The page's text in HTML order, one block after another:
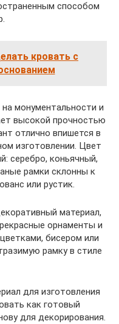
способом
кровать с
монументальности и
высокой прочностью
отлично впишется в
изготовлении. Цвет
серебро, коньячный,
рамки склонны к
или рустик.
материал,
орнаменты и
бисером или
рамку в стиле
для изготовления
как готовый
для декорирования.